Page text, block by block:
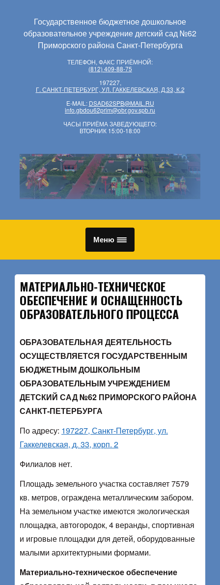
Государственное бюджетное дошкольное
образовательное учреждение детский сад №62
Приморского района Санкт-Петербурга
ТЕЛЕФОН, ФАКС ПРИЁМНОЙ:
(812) 409-88-75
197227,
Г. САНКТ-ПЕТЕРБУРГ, УЛ. ГАККЕЛЕВСКАЯ, Д.33, К.2
E-MAIL: DSAD62SPB@MAIL.RU
info.gbdou62prim@obr.gov.spb.ru
ЧАСЫ ПРИЁМА ЗАВЕДУЮЩЕГО:
ВТОРНИК 15:00-18:00
Меню
МАТЕРИАЛЬНО-ТЕХНИЧЕСКОЕ
ОБЕСПЕЧЕНИЕ И ОСНАЩЕННОСТЬ
ОБРАЗОВАТЕЛЬНОГО ПРОЦЕССА
ОБРАЗОВАТЕЛЬНАЯ ДЕЯТЕЛЬНОСТЬ
ОСУЩЕСТВЛЯЕТСЯ ГОСУДАРСТВЕННЫМ
БЮДЖЕТНЫМ ДОШКОЛЬНЫМ
ОБРАЗОВАТЕЛЬНЫМ УЧРЕЖДЕНИЕМ
ДЕТСКИЙ САД №62 ПРИМОРСКОГО РАЙОНА
САНКТ-ПЕТЕРБУРГА
По адресу: 197227, Санкт-Петербург, ул.
Гаккелевская, д. 33, корп. 2
Филиалов нет.
Площадь земельного участка составляет 7579
кв. метров, ограждена металлическим забором.
На земельном участке имеются экологическая
площадка, автогородок, 4 веранды, спортивная
и игровые площадки для детей, оборудованные
малыми архитектурными формами.
Материально-техническое обеспечение